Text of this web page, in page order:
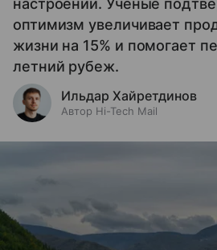
настроении. Ученые
оптимизм увеличивает
жизни на 15% и помогает
летний рубеж.
Ильдар Хайретдинов
Автор Hi-Tech Mail